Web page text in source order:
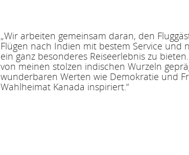
„Wir arbeiten gemeinsam daran, den
Flügen nach Indien mit bestem Service und
ein ganz besonderes Reiseerlebnis zu
von meinen stolzen indischen Wurzeln
wunderbaren Werten wie Demokratie und
Wahlheimat Kanada inspiriert.“